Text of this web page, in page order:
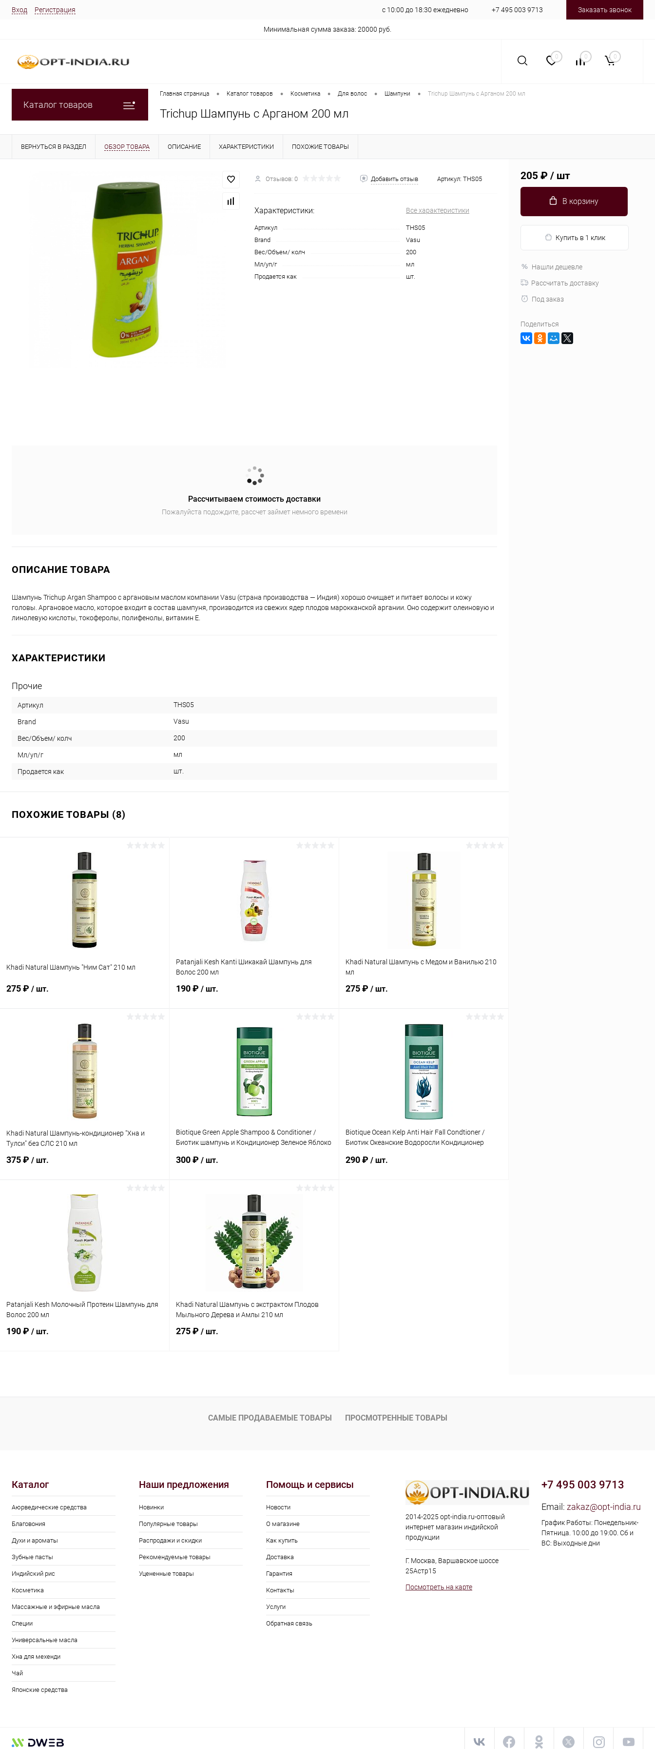
Вход Регистрация с 10:00 до 18:30 ежедневно +7 495 003 9713 Заказать звонок
Минимальная сумма заказа: 20000 руб.
0 0 0
Каталог товаров
Главная страница • Каталог товаров • Косметика • Для волос • Шампуни • Trichup Шампунь с Арганом 200 мл
Trichup Шампунь с Арганом 200 мл
ВЕРНУТЬСЯ В РАЗДЕЛ ОБЗОР ТОВАРА ОПИСАНИЕ ХАРАКТЕРИСТИКИ ПОХОЖИЕ ТОВАРЫ
Отзывов: 0 Добавить отзыв Артикул: THS05
Характеристики: Все характеристики
Артикул
THS05
Brand
Vasu
Вес/Объем/ колч
200
Мл/уп/г
мл
Продается как
шт.
Рассчитываем стоимость доставки
Пожалуйста подождите, рассчет займет немного времени
ОПИСАНИЕ ТОВАРА
Шампунь Trichup Argan Shampoo с аргановым маслом компании Vasu (страна производства — Индия) хорошо очищает и питает волосы и кожу
головы. Аргановое масло, которое входит в состав шампуня, производится из свежих ядер плодов марокканской аргании. Оно содержит олеиновую и
линолевую кислоты, токоферолы, полифенолы, витамин Е.
ХАРАКТЕРИСТИКИ
Прочие
Артикул THS05
Brand Vasu
Вес/Объем/ колч 200
Мл/уп/г мл
Продается как шт.
ПОХОЖИЕ ТОВАРЫ (8)
Khadi Natural Шампунь "Ним Сат" 210 мл
275 ₽ / шт.
В корзину
Patanjali Kesh Кanti Шикакай Шампунь для
Волос 200 мл
190 ₽ / шт.
В корзину
Khadi Natural Шампунь с Медом и Ванилью 210
мл
275 ₽ / шт.
В корзину
Khadi Natural Шампунь-кондиционер "Хна и
Тулси" без СЛС 210 мл
375 ₽ / шт.
В корзину
Biotique Green Apple Shampoo & Conditioner /
Биотик шампунь и Кондиционер Зеленое Яблоко
300 ₽ / шт.
В корзину
Купить в 1 клик Сравнение
В избранное Под заказ
Biotique Ocean Kelp Anti Hair Fall Condtioner /
Биотик Океанские Водоросли Кондиционер
290 ₽ / шт.
Patanjali Kesh Молочный Протеин Шампунь для
Волос 200 мл
190 ₽ / шт.
Купить в 1 клик Сравнение
Khadi Natural Шампунь с экстрактом Плодов
Мыльного Дерева и Амлы 210 мл
275 ₽ / шт.
Купить в 1 клик Сравнение
В избранное Под заказ
205 ₽ / шт
В корзину
Купить в 1 клик
Нашли дешевле
Рассчитать доставку
Под заказ
Поделиться
САМЫЕ ПРОДАВАЕМЫЕ ТОВАРЫ ПРОСМОТРЕННЫЕ ТОВАРЫ
Каталог
Аюрведические средства
Благовония
Духи и ароматы
Зубные пасты
Индийский рис
Косметика
Массажные и эфирные масла
Специи
Универсальные масла
Хна для мехенди
Чай
Японские средства
Наши предложения
Новинки
Популярные товары
Распродажи и скидки
Рекомендуемые товары
Уцененные товары
Помощь и сервисы
Новости
О магазине
Как купить
Доставка
Гарантия
Контакты
Услуги
Обратная связь
2014-2025 opt-india.ru-оптовый
интернет магазин индийской
продукции
Г. Москва, Варшавское шоссе
25Астр15
Посмотреть на карте
+7 495 003 9713
Email: zakaz@opt-india.ru
График Работы: Понедельник-
Пятница. 10:00 до 19:00. Сб и
ВС: Выходные дни